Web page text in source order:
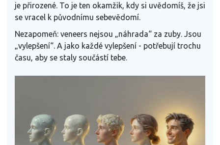
je přirozené. To je ten okamžik, kdy si uvědomíš, že jsi
se vracel k původnímu sebevědomí.
Nezapomeň: veneers nejsou „náhrada“ za zuby. Jsou
„vylepšení“. A jako každé vylepšení - potřebují trochu
času, aby se staly součástí tebe.